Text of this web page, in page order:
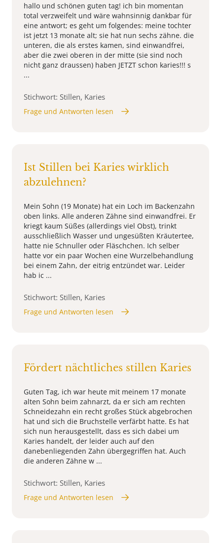
hallo und schönen guten tag! ich bin momentan
total verzweifelt und wäre wahnsinnig dankbar für
eine antwort; es geht um folgendes: meine tochter
ist jetzt 13 monate alt; sie hat nun sechs zähne. die
unteren, die als erstes kamen, sind einwandfrei,
aber die zwei oberen in der mitte (sie sind noch
nicht ganz draussen) haben JETZT schon karies!!! s
...
Stichwort: Stillen, Karies
Frage und Antworten lesen
Ist Stillen bei Karies wirklich
abzulehnen?
Mein Sohn (19 Monate) hat ein Loch im Backenzahn
oben links. Alle anderen Zähne sind einwandfrei. Er
kriegt kaum Süßes (allerdings viel Obst), trinkt
ausschließlich Wasser und ungesüßten Kräutertee,
hatte nie Schnuller oder Fläschchen. Ich selber
hatte vor ein paar Wochen eine Wurzelbehandlung
bei einem Zahn, der eitrig entzündet war. Leider
hab ic ...
Stichwort: Stillen, Karies
Frage und Antworten lesen
Fördert nächtliches stillen Karies
Guten Tag, ich war heute mit meinem 17 monate
alten Sohn beim zahnarzt, da er sich am rechten
Schneidezahn ein recht großes Stück abgebrochen
hat und sich die Bruchstelle verfärbt hatte. Es hat
sich nun herausgestellt, dass es sich dabei um
Karies handelt, der leider auch auf den
danebenliegenden Zahn übergegriffen hat. Auch
die anderen Zähne w ...
Stichwort: Stillen, Karies
Frage und Antworten lesen